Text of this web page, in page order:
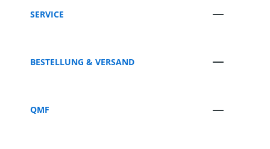
SERVICE
BESTELLUNG & VERSAND
QMF